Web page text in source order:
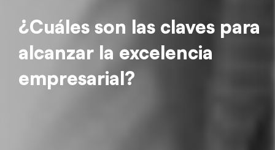
¿Cuáles son las claves para
alcanzar la excelencia
empresarial?